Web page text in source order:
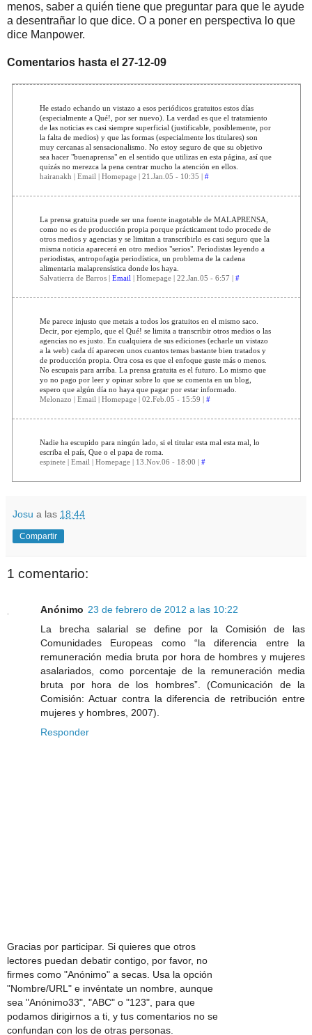
menos, saber a quién tiene que preguntar para que le ayude
a desentrañar lo que dice. O a poner en perspectiva lo que
dice Manpower.
Comentarios hasta el 27-12-09
He estado echando un vistazo a esos periódicos gratuitos estos días
(especialmente a Qué!, por ser nuevo). La verdad es que el tratamiento
de las noticias es casi siempre superficial (justificable, posiblemente, por
la falta de medios) y que las formas (especialmente los titulares) son
muy cercanas al sensacionalismo. No estoy seguro de que su objetivo
sea hacer "buenaprensa" en el sentido que utilizas en esta página, así que
quizás no merezca la pena centrar mucho la atención en ellos.
hairanakh | Email | Homepage | 21.Jan.05 - 10:35 | #
La prensa gratuita puede ser una fuente inagotable de MALAPRENSA,
como no es de producción propia porque prácticament todo procede de
otros medios y agencias y se limitan a transcribirlo es casi seguro que la
misma noticia aparecerá en otro medios "serios". Periodistas leyendo a
periodistas, antropofagia periodística, un problema de la cadena
alimentaria malaprensística donde los haya.
Salvatierra de Barros | Email | Homepage | 22.Jan.05 - 6:57 | #
Me parece injusto que metais a todos los gratuitos en el mismo saco.
Decir, por ejemplo, que el Qué! se limita a transcribir otros medios o las
agencias no es justo. En cualquiera de sus ediciones (echarle un vistazo
a la web) cada dí aparecen unos cuantos temas bastante bien tratados y
de producción propia. Otra cosa es que el enfoque guste más o menos.
No escupais para arriba. La prensa gratuita es el futuro. Lo mismo que
yo no pago por leer y opinar sobre lo que se comenta en un blog,
espero que algún día no haya que pagar por estar informado.
Melonazo | Email | Homepage | 02.Feb.05 - 15:59 | #
Nadie ha escupido para ningún lado, si el titular esta mal esta mal, lo
escriba el país, Que o el papa de roma.
espinete | Email | Homepage | 13.Nov.06 - 18:00 | #
Josu a las 18:44
Compartir
1 comentario:
Anónimo 23 de febrero de 2012 a las 10:22
La brecha salarial se define por la Comisión de las
Comunidades Europeas como “la diferencia entre la
remuneración media bruta por hora de hombres y mujeres
asalariados, como porcentaje de la remuneración media
bruta por hora de los hombres”. (Comunicación de la
Comisión: Actuar contra la diferencia de retribución entre
mujeres y hombres, 2007).
Responder
Gracias por participar. Si quieres que otros
lectores puedan debatir contigo, por favor, no
firmes como "Anónimo" a secas. Usa la opción
"Nombre/URL" e invéntate un nombre, aunque
sea "Anónimo33", "ABC" o "123", para que
podamos dirigirnos a ti, y tus comentarios no se
confundan con los de otras personas.